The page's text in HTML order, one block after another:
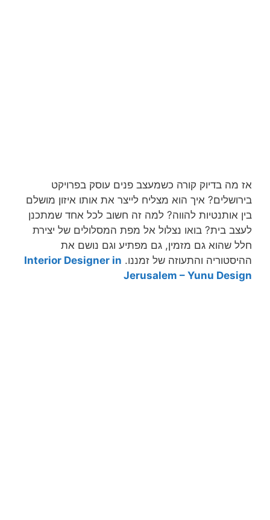
אז מה בדיוק קורה כשמעצב פנים עוסק בפרויקט
בירושלים? איך הוא מצליח לייצר את אותו איזון מושלם
בין אותנטיות להווה? למה זה חשוב לכל אחד שמתכנן
לעצב בית? בואו נצלול אל מפת המסלולים של יצירת
חלל שהוא גם מזמין, גם מפתיע וגם נושם את
ההיסטוריה והתעוזה של זמננו. Interior Designer in
Jerusalem – Yunu Design